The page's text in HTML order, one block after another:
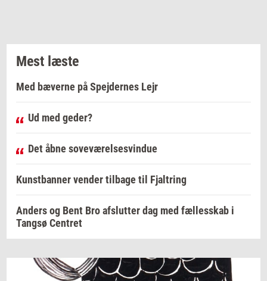
Mest læste
Med bæverne på Spejdernes Lejr
Ud med geder?
Det åbne soveværelsesvindue
Kunstbanner vender tilbage til Fjaltring
Anders og Bent Bro afslutter dag med fællesskab i
Tangsø Centret